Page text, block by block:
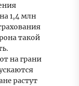
1,4 млн
такой
на грани
растут